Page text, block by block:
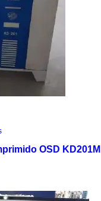
OSD KD201M